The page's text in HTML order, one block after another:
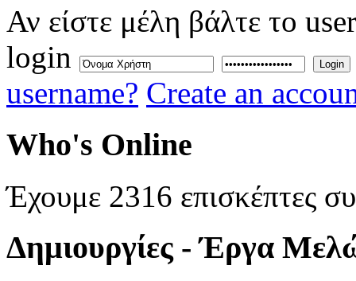
Αν είστε μέλη βάλτε το
login
Login
username? Create an
Who's Online
Έχουμε 2316 επισκέπτες
Δημιουργίες - Έργα